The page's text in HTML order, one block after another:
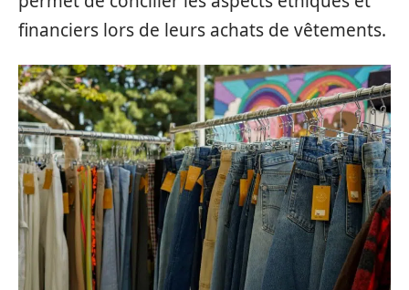
financiers lors de leurs achats de vêtements.